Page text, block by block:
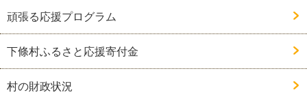
頑張る応援プログラム
下條村ふるさと応援寄付金
村の財政状況